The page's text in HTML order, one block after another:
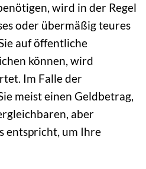
wird in der Regel
oder übermäßig teures
auf öffentliche
können, wird
Im Falle der
meist einen Geldbetrag,
aber
entspricht, um Ihre